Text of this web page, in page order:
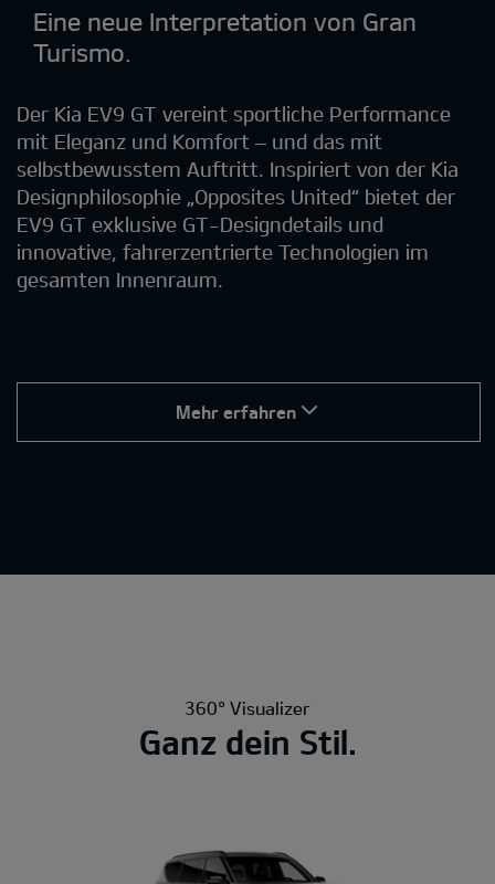
Eine neue Interpretation von Gran
Turismo.
Der Kia EV9 GT vereint sportliche Performance
mit Eleganz und Komfort – und das mit
selbstbewusstem Auftritt. Inspiriert von der Kia
Designphilosophie „Opposites United“ bietet der
EV9 GT exklusive GT-Designdetails und
innovative, fahrerzentrierte Technologien im
gesamten Innenraum.
Mehr erfahren
360° Visualizer
Ganz dein Stil.